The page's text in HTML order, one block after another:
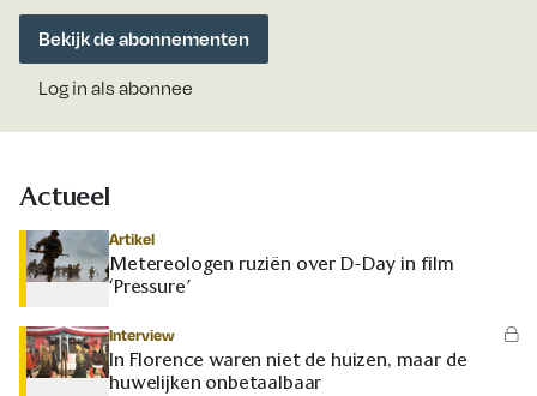
Bekijk de abonnementen
Log in als abonnee
Actueel
Artikel
Metereologen ruziën over D-Day in film
‘Pressure’
Interview
In Florence waren niet de huizen, maar de
huwelijken onbetaalbaar